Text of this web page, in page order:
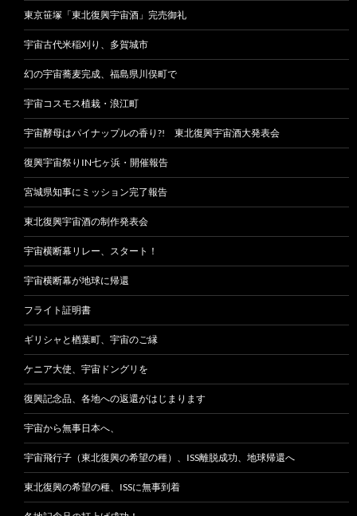
東京笹塚「東北復興宇宙酒」完売御礼
宇宙古代米稲刈り、多賀城市
幻の宇宙蕎麦完成、福島県川俣町で
宇宙コスモス植栽・浪江町
宇宙酵母はパイナップルの香り?! 東北復興宇宙酒大発表会
復興宇宙祭りIN七ヶ浜・開催報告
宮城県知事にミッション完了報告
東北復興宇宙酒の制作発表会
宇宙横断幕リレー、スタート！
宇宙横断幕が地球に帰還
フライト証明書
ギリシャと楢葉町、宇宙のご縁
ケニア大使、宇宙ドングリを
復興記念品、各地への返還がはじまります
宇宙から無事日本へ、
宇宙飛行子（東北復興の希望の種）、ISS離脱成功、地球帰還へ
東北復興の希望の種、ISSに無事到着